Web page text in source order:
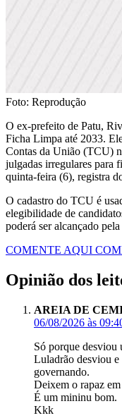
Foto: Reprodução
O ex-prefeito de Patu,
Ficha Limpa até 2033.
Contas da União (TCU)
julgadas irregulares para
quinta-feira (6), registra
O cadastro do TCU é
elegibilidade de
poderá ser alcançado
COMENTE AQUI
Opinião dos
AREIA DE
06/08/2026 às
Só porque desviou
Luladrão desviou
governando.
Deixem o rapaz em
É um mininu bom.
Kkk